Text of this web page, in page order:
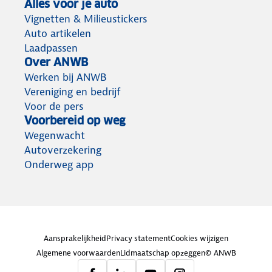
Alles voor je auto
Vignetten & Milieustickers
Auto artikelen
Laadpassen
Over ANWB
Werken bij ANWB
Vereniging en bedrijf
Voor de pers
Voorbereid op weg
Wegenwacht
Autoverzekering
Onderweg app
AansprakelijkheidPrivacy statementCookies wijzigen
Algemene voorwaardenLidmaatschap opzeggen© ANWB